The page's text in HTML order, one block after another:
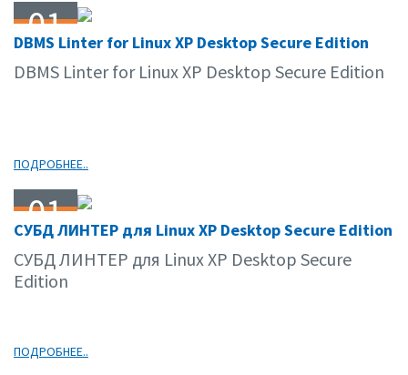
01
06.10
DBMS Linter for Linux XP Desktop Secure Edition
DBMS Linter for Linux XP Desktop Secure Edition
ПОДРОБНЕЕ..
01
06.10
СУБД ЛИНТЕР для Linux XP Desktop Secure Edition
СУБД ЛИНТЕР для Linux XP Desktop Secure
Edition
ПОДРОБНЕЕ..